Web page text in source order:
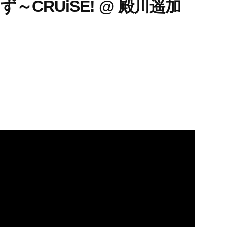
～CRUiSE! @ 殿川遥加